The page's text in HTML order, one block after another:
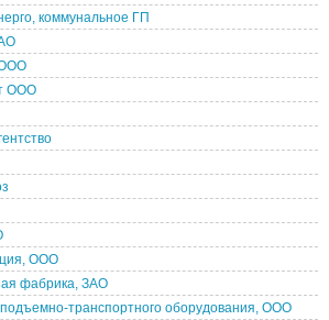
коммунальное ГП
ООО
ООО
ООО
фабрика, ЗАО
подъемно-транспортного оборудования, ООО